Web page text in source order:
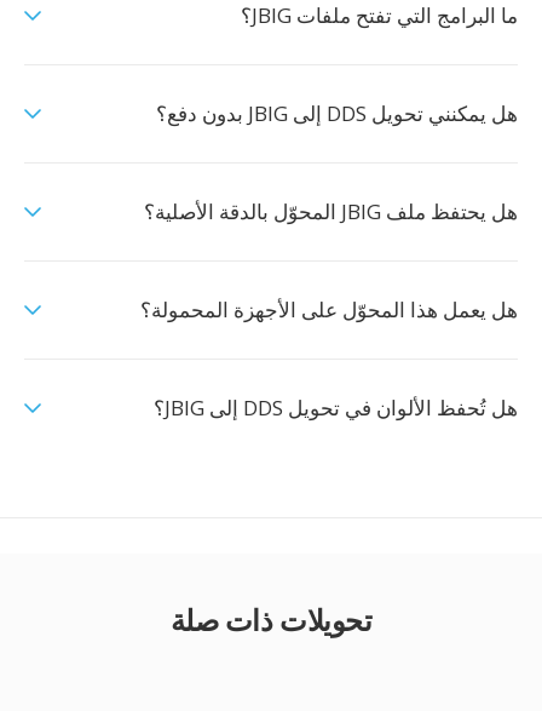
ما البرامج التي تفتح ملفات JBIG؟
هل يمكنني تحويل DDS إلى JBIG بدون دفع؟
هل يحتفظ ملف JBIG المحوّل بالدقة الأصلية؟
هل يعمل هذا المحوّل على الأجهزة المحمولة؟
هل تُحفظ الألوان في تحويل DDS إلى JBIG؟
تحويلات ذات صلة